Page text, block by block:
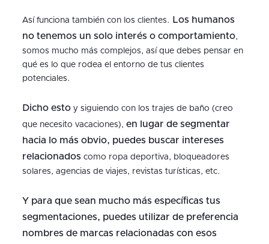
Así funciona también con los clientes.
Los humanos
no tenemos un solo interés o comportamiento,
somos mucho más complejos, así que debes pensar en
qué es lo que rodea el entorno de tus clientes
potenciales.
Dicho estoy siguiendo con los trajes de baño (creo
que necesito vacaciones), en lugar de segmentar
hacia lo más obvio, puedes buscar intereses
relacionados como ropa deportiva, bloqueadores
solares, agencias de viajes, revistas turísticas, etc.
Y para que sean mucho más específicas tus
segmentaciones, puedes utilizar de preferencia
nombres de marcas relacionadas con esos